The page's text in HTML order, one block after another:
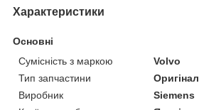
Характеристики
Основні
Сумісність з маркою
Volvo
Тип запчастини
Оригінал
Виробник
Siemens